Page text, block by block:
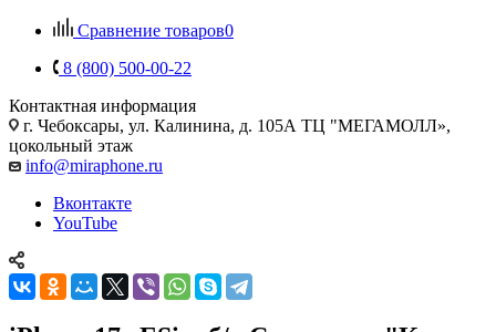
Сравнение товаров0
8 (800) 500-00-22
Контактная информация
г. Чебоксары, ул. Калинина, д. 105А ТЦ "МЕГАМОЛЛ»,
цокольный этаж
info@miraphone.ru
Вконтакте
YouTube